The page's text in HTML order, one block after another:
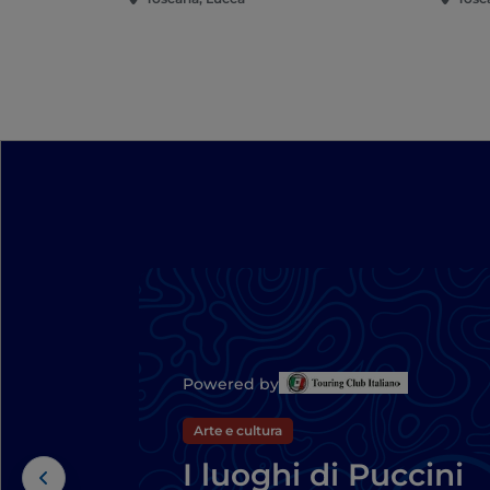
Powered by
Arte e cultura
I luoghi di Puccini